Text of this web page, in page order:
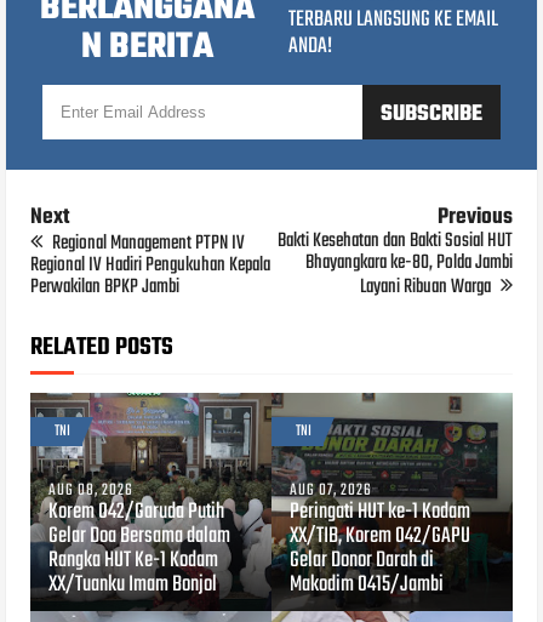
N BERITA TERBARU LANGSUNG KE EMAIL
ANDA!
Next
Regional Management PTPN IV
Regional IV Hadiri Pengukuhan Kepala
Perwakilan BPKP Jambi
Previous
Bakti Kesehatan dan Bakti Sosial HUT
Bhayangkara ke-80, Polda Jambi
Layani Ribuan Warga
RELATED POSTS
TNI
AUG 08, 2026
Korem 042/Garuda Putih
Gelar Doa Bersama dalam
Rangka HUT Ke-1 Kodam
XX/Tuanku Imam Bonjol
TNI
AUG 07, 2026
Peringati HUT ke-1 Kodam
XX/TIB, Korem 042/GAPU
Gelar Donor Darah di
Makodim 0415/Jambi